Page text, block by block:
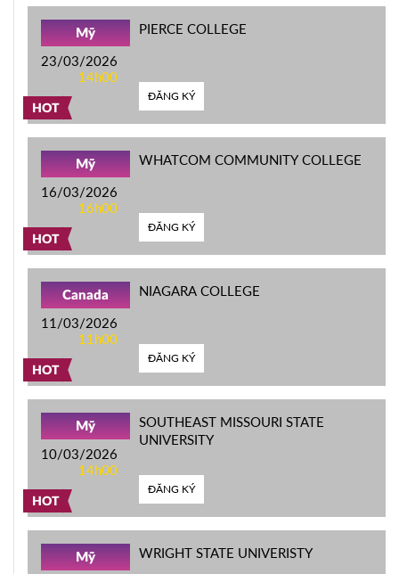
HOT
Mỹ
23/03/2026
14h00
PIERCE COLLEGE
ĐĂNG KÝ
HOT
Mỹ
16/03/2026
16h00
WHATCOM COMMUNITY COLLEGE
ĐĂNG KÝ
HOT
Canada
11/03/2026
11h00
NIAGARA COLLEGE
ĐĂNG KÝ
HOT
Mỹ
10/03/2026
14h00
SOUTHEAST MISSOURI STATE
UNIVERSITY
ĐĂNG KÝ
Mỹ WRIGHT STATE UNIVERISTY